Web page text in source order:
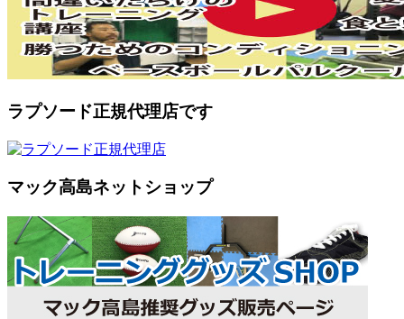
ラプソード正規代理店です
マック高島ネットショップ